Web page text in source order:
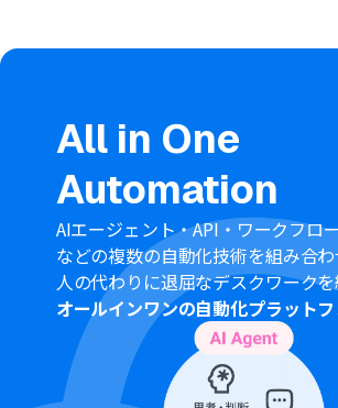
Google Drive、Microsoft Teamsのそ
連携してください。
Microsoft365（旧Office365）には、家
般法人向けプラン（Microsoft365
般法人向けプランに加入していない場
する可能性があります。
OCR_AIオペレーションはチームプラ
でのみご利用いただける機能となって
ラン・ミニプランの場合は設定してい
オペレーションはエラーとなりますの
All in One
Automation
AIエージェント・API・ワークフロ
などの複数の自動化技術を組み合わ
人の代わりに退屈なデスクワーク
オールインワンの自動化プラット